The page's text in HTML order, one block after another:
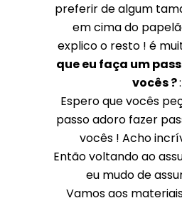
preferir de algum
em cima do
explico o resto ! é
que eu faça um
vocês ?
Espero que vocês
passo adoro fazer
vocês ! Acho
Então voltando ao
eu mudo de
Vamos aos